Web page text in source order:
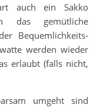
auch ein Sakko
das gemütliche
Bequemlichkeits-
werden wieder
erlaubt (falls nicht,
umgeht sind